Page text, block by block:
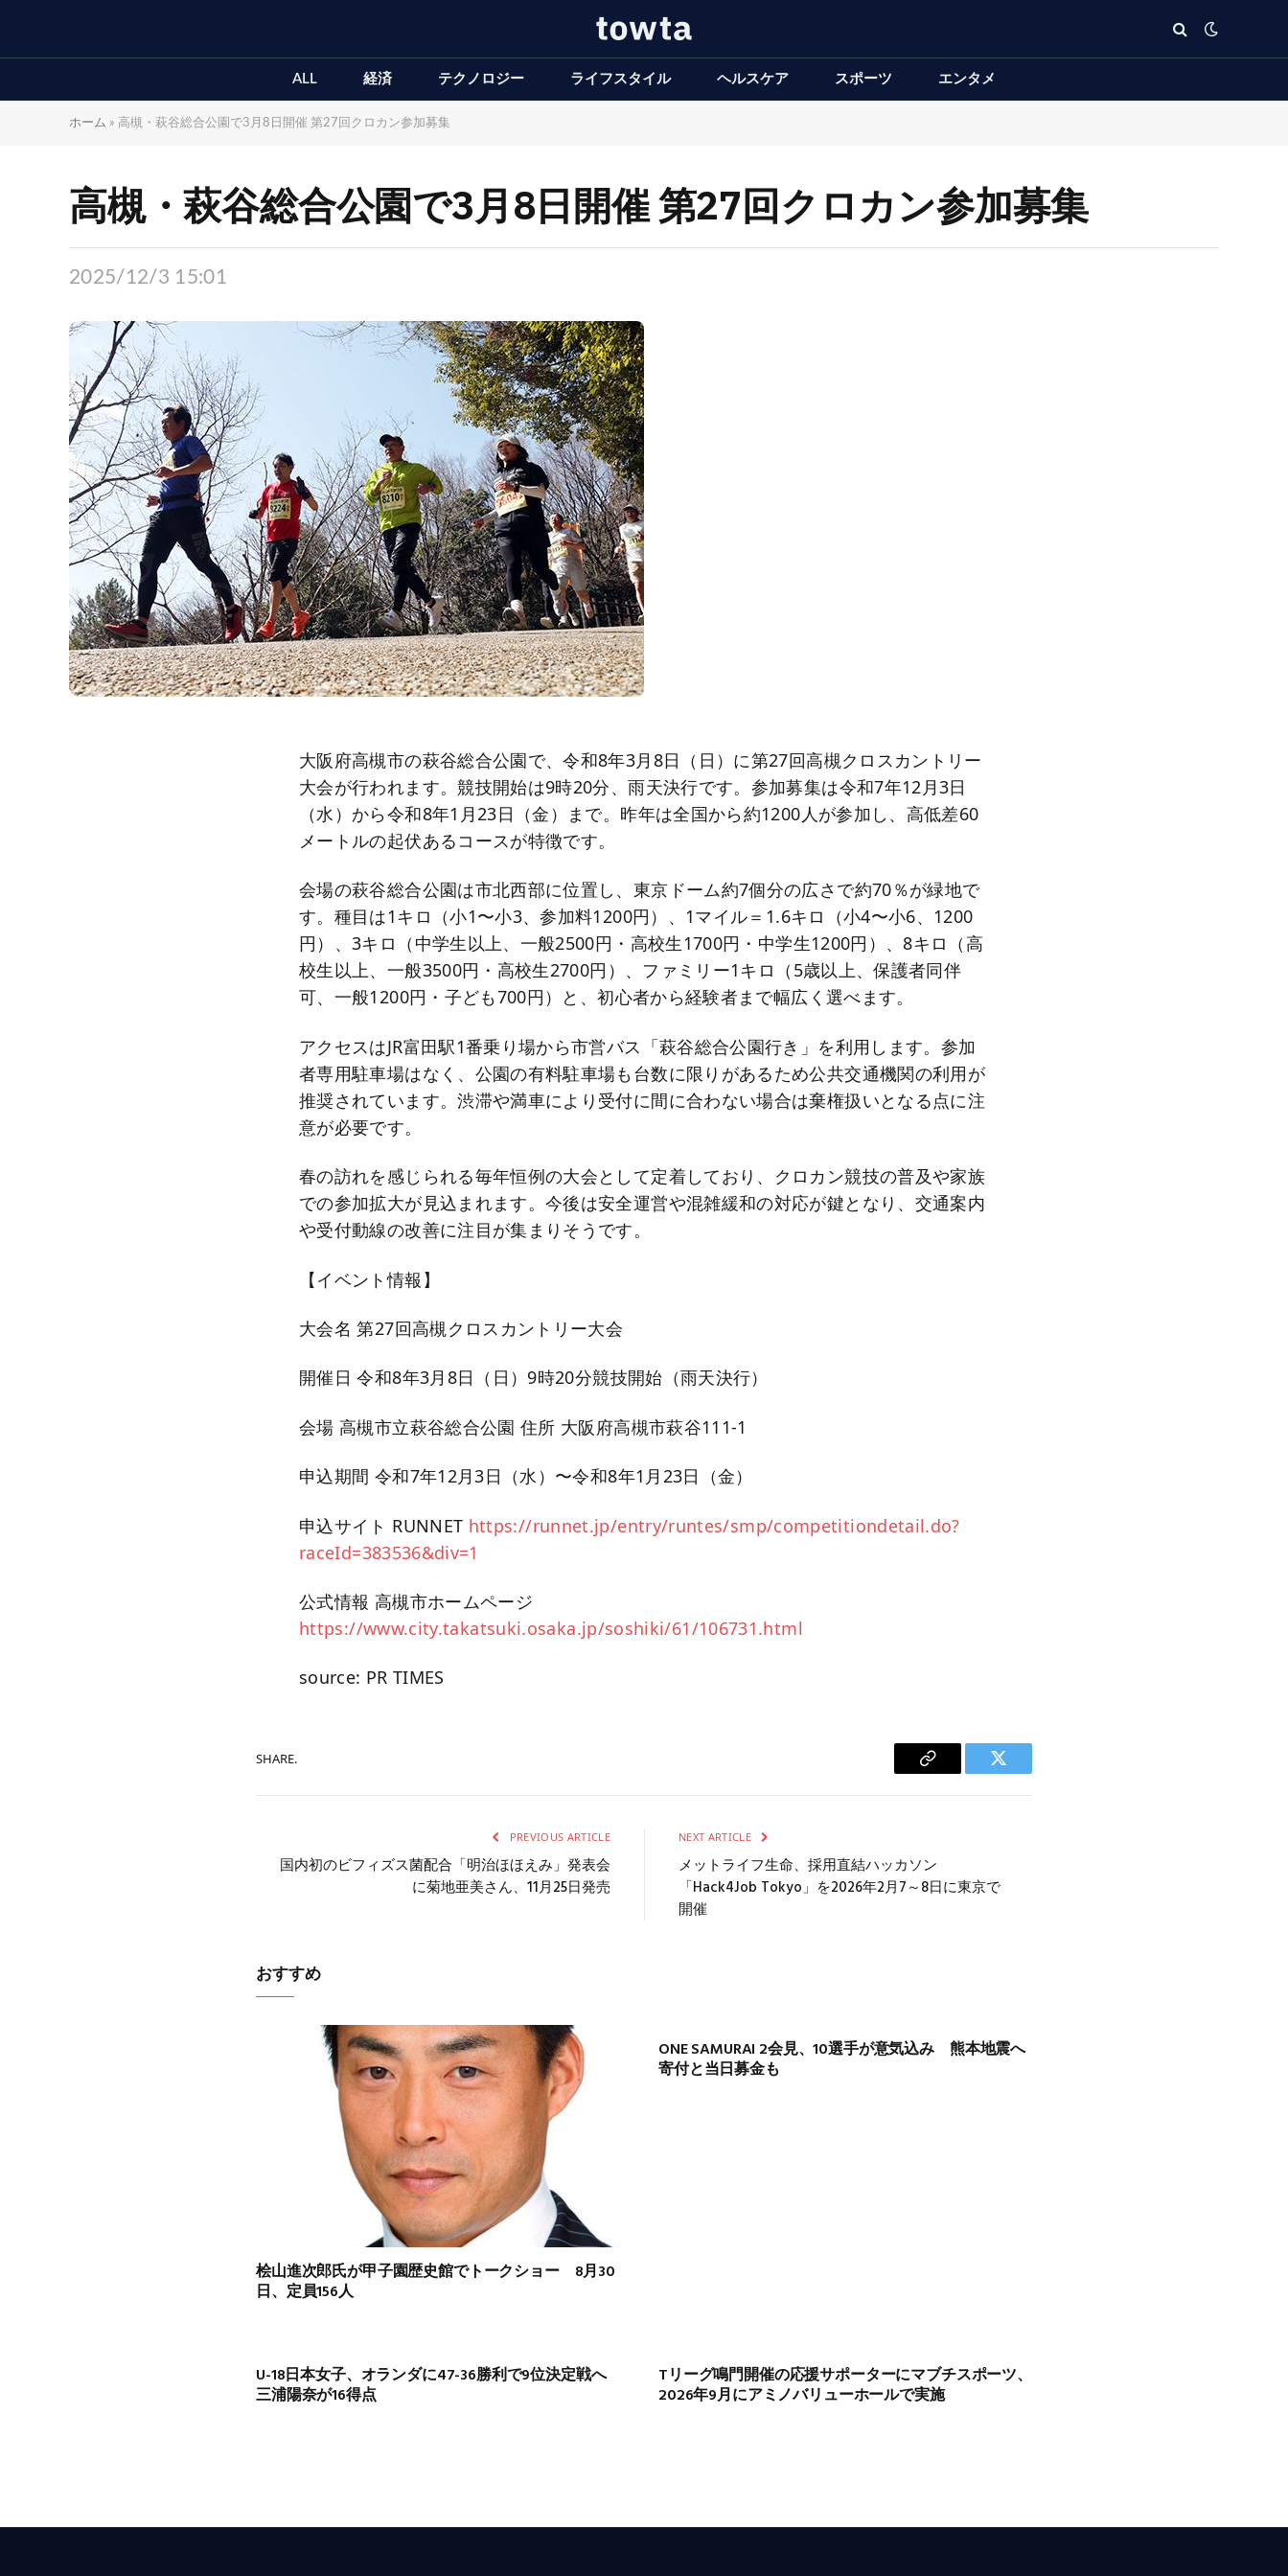
ALL 経済 テクノロジー ライフスタイル ヘルスケア スポーツ エンタメ
ホーム » 高槻・萩谷総合公園で3月8日開催 第27回クロカン参加募集
高槻・萩谷総合公園で3月8日開催 第27回クロカン参加募集
2025/12/3 15:01
大阪府高槻市の萩谷総合公園で、令和8年3月8日（日）に第27回高槻クロスカントリー
大会が行われます。競技開始は9時20分、雨天決行です。参加募集は令和7年12月3日
（水）から令和8年1月23日（金）まで。昨年は全国から約1200人が参加し、高低差60
メートルの起伏あるコースが特徴です。
会場の萩谷総合公園は市北西部に位置し、東京ドーム約7個分の広さで約70％が緑地で
す。種目は1キロ（小1〜小3、参加料1200円）、1マイル＝1.6キロ（小4〜小6、1200
円）、3キロ（中学生以上、一般2500円・高校生1700円・中学生1200円）、8キロ（高
校生以上、一般3500円・高校生2700円）、ファミリー1キロ（5歳以上、保護者同伴
可、一般1200円・子ども700円）と、初心者から経験者まで幅広く選べます。
アクセスはJR富田駅1番乗り場から市営バス「萩谷総合公園行き」を利用します。参加
者専用駐車場はなく、公園の有料駐車場も台数に限りがあるため公共交通機関の利用が
推奨されています。渋滞や満車により受付に間に合わない場合は棄権扱いとなる点に注
意が必要です。
春の訪れを感じられる毎年恒例の大会として定着しており、クロカン競技の普及や家族
での参加拡大が見込まれます。今後は安全運営や混雑緩和の対応が鍵となり、交通案内
や受付動線の改善に注目が集まりそうです。
【イベント情報】
大会名 第27回高槻クロスカントリー大会
開催日 令和8年3月8日（日）9時20分競技開始（雨天決行）
会場 高槻市立萩谷総合公園 住所 大阪府高槻市萩谷111-1
申込期間 令和7年12月3日（水）〜令和8年1月23日（金）
申込サイト RUNNET https://runnet.jp/entry/runtes/smp/competitiondetail.do?
raceId=383536&div=1
公式情報 高槻市ホームページ
https://www.city.takatsuki.osaka.jp/soshiki/61/106731.html
source: PR TIMES
SHARE.
Copy
Twitter
PREVIOUS ARTICLE
国内初のビフィズス菌配合「明治ほほえみ」発表会
に菊地亜美さん、11月25日発売
NEXT ARTICLE
メットライフ生命、採用直結ハッカソン
「Hack4Job Tokyo」を2026年2月7～8日に東京で
開催
おすすめ
桧山進次郎氏が甲子園歴史館でトークショー 8月30
日、定員156人
ONE SAMURAI 2会見、10選手が意気込み 熊本地震へ
寄付と当日募金も
U-18日本女子、オランダに47-36勝利で9位決定戦へ
三浦陽奈が16得点
Tリーグ鳴門開催の応援サポーターにマブチスポーツ、
2026年9月にアミノバリューホールで実施